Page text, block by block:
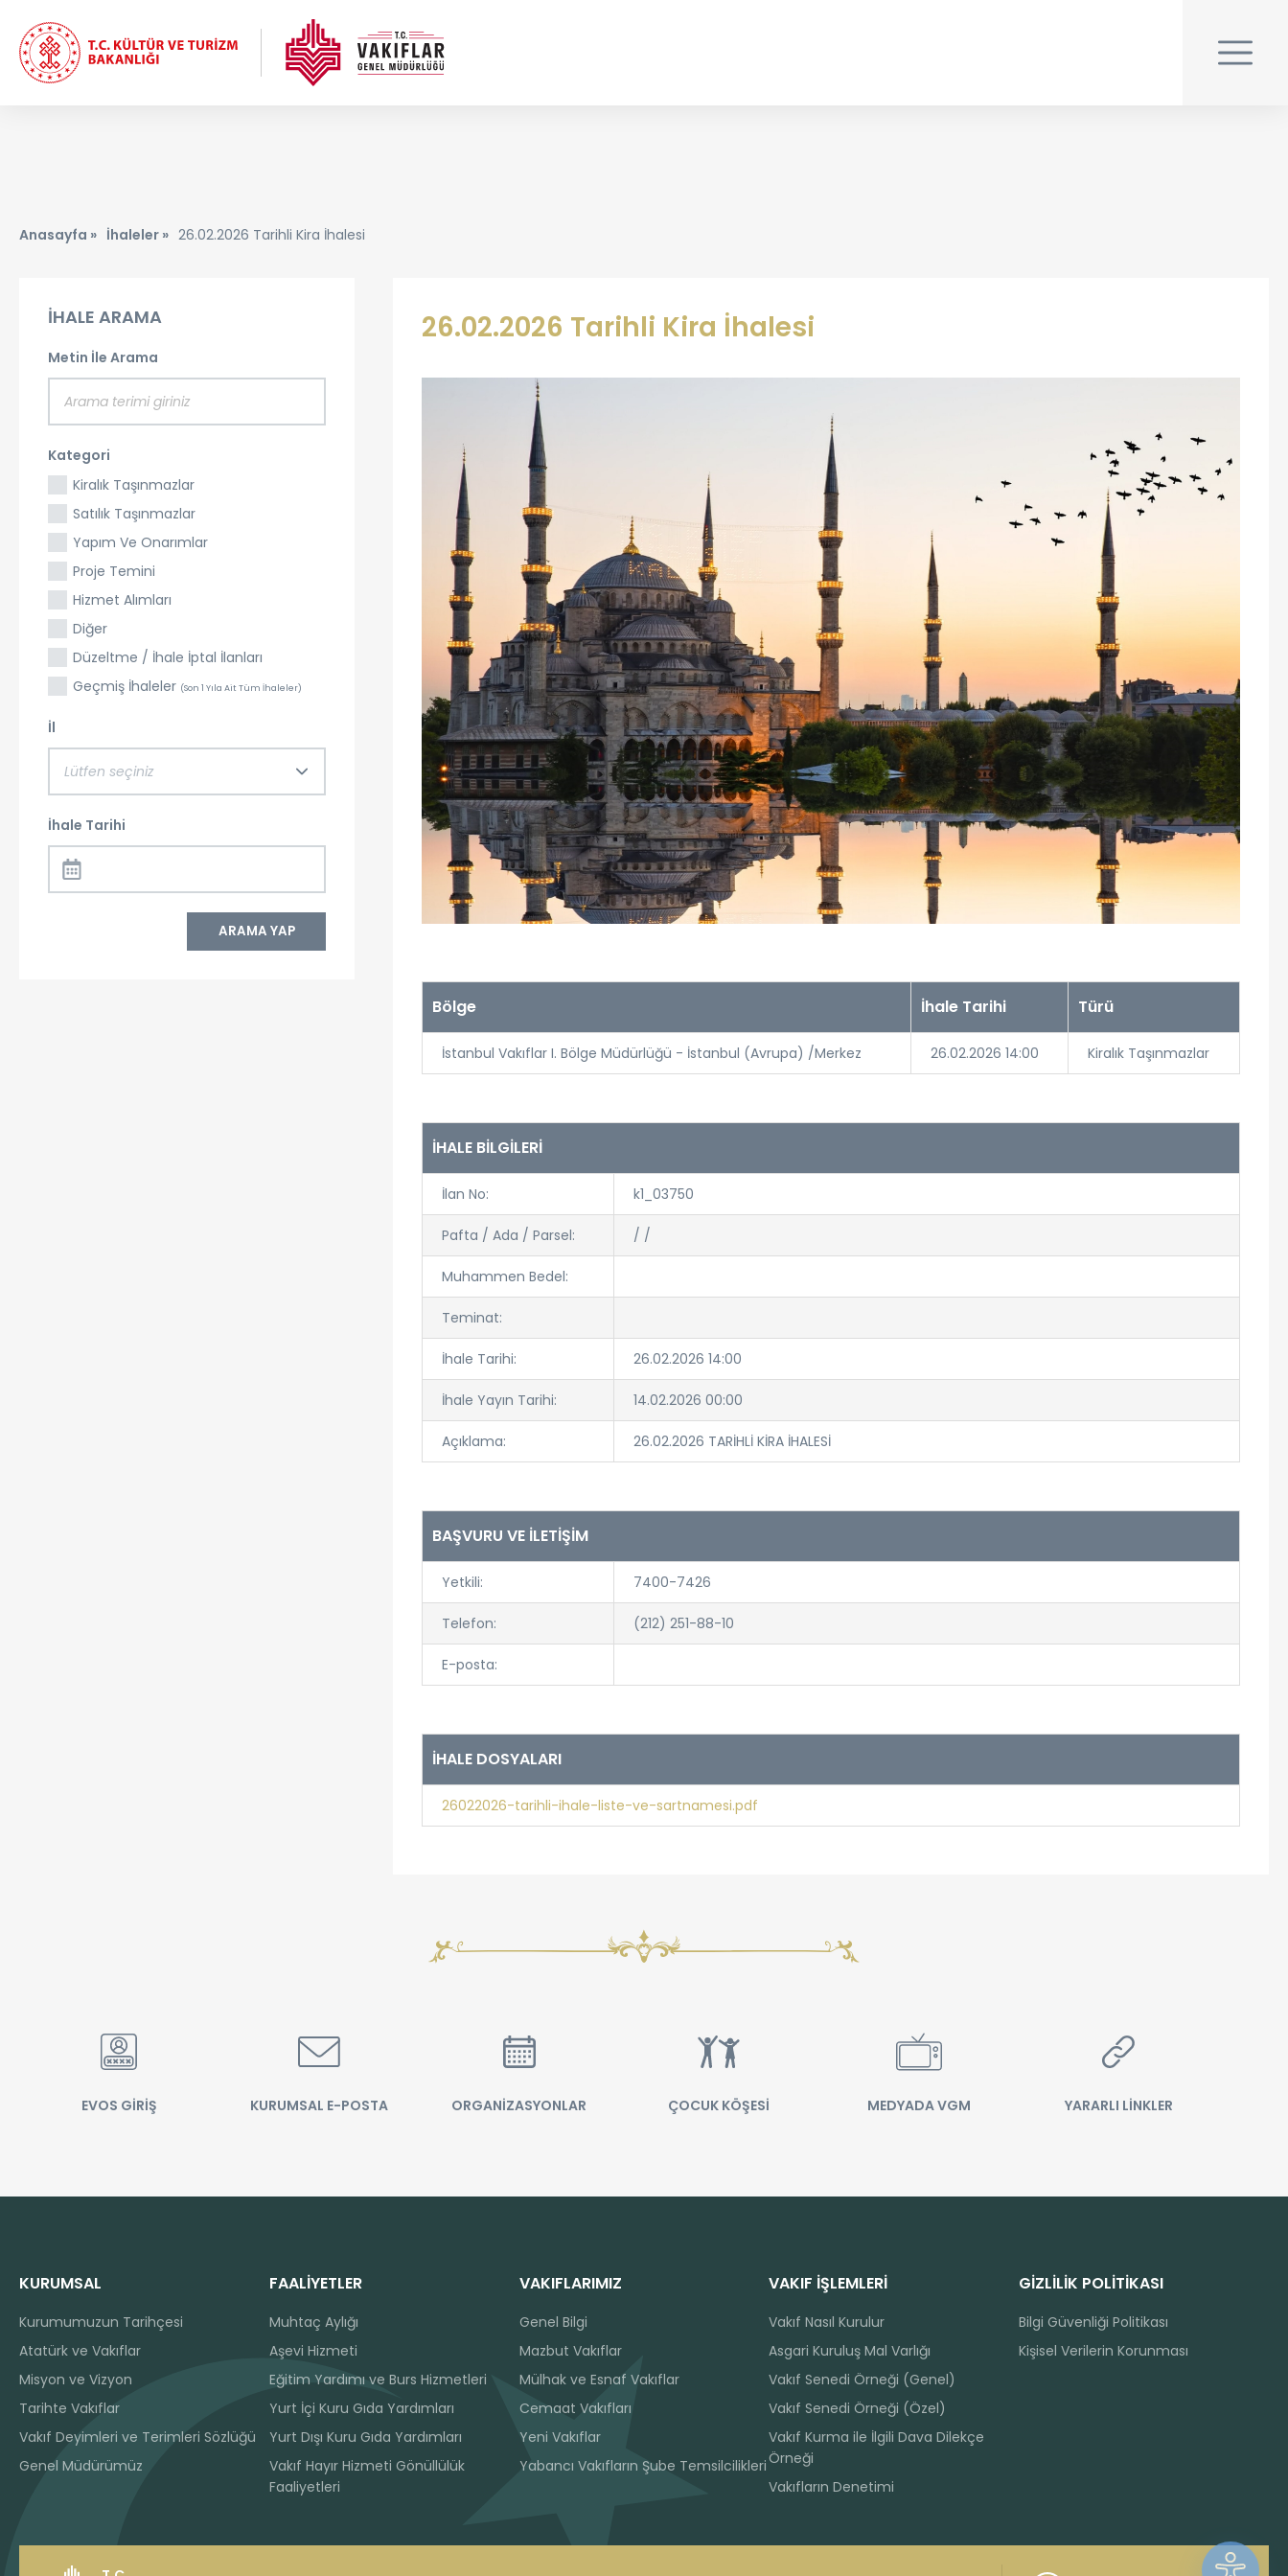
Anasayfa » İhaleler » 26.02.2026 Tarihli Kira İhalesi
İHALE ARAMA
Metin İle Arama
Kategori
Kiralık Taşınmazlar
Satılık Taşınmazlar
Yapım Ve Onarımlar
Proje Temini
Hizmet Alımları
Diğer
Düzeltme / İhale İptal İlanları
Geçmiş İhaleler (Son 1 Yıla Ait Tüm İhaleler)
İl
Lütfen seçiniz
İhale Tarihi
26.02.2026 Tarihli Kira İhalesi
Bölge İhale Tarihi Türü
İstanbul Vakıflar I. Bölge Müdürlüğü - İstanbul (Avrupa) /Merkez 26.02.2026 14:00 Kiralık Taşınmazlar
İHALE BİLGİLERİ
İlan No: k1_03750
Pafta / Ada / Parsel: / /
Muhammen Bedel:
Teminat:
İhale Tarihi: 26.02.2026 14:00
İhale Yayın Tarihi: 14.02.2026 00:00
Açıklama: 26.02.2026 TARİHLİ KİRA İHALESİ
BAŞVURU VE İLETİŞİM
Yetkili: 7400-7426
Telefon: (212) 251-88-10
E-posta:
İHALE DOSYALARI
26022026-tarihli-ihale-liste-ve-sartnamesi.pdf
EVOS GİRİŞ KURUMSAL E-POSTA ORGANİZASYONLAR ÇOCUK KÖŞESİ MEDYADA VGM YARARLI LİNKLER
KURUMSAL
Kurumumuzun Tarihçesi
Atatürk ve Vakıflar
Misyon ve Vizyon
Tarihte Vakıflar
Vakıf Deyimleri ve Terimleri Sözlüğü
Genel Müdürümüz
FAALİYETLER
Muhtaç Aylığı
Aşevi Hizmeti
Eğitim Yardımı ve Burs Hizmetleri
Yurt İçi Kuru Gıda Yardımları
Yurt Dışı Kuru Gıda Yardımları
Vakıf Hayır Hizmeti Gönüllülük
Faaliyetleri
VAKIFLARIMIZ
Genel Bilgi
Mazbut Vakıflar
Mülhak ve Esnaf Vakıflar
Cemaat Vakıfları
Yeni Vakıflar
Yabancı Vakıfların Şube Temsilcilikleri
VAKIF İŞLEMLERİ
Vakıf Nasıl Kurulur
Asgari Kuruluş Mal Varlığı
Vakıf Senedi Örneği (Genel)
Vakıf Senedi Örneği (Özel)
Vakıf Kurma ile İlgili Dava Dilekçe
Örneği
Vakıfların Denetimi
GİZLİLİK POLİTİKASI
Bilgi Güvenliği Politikası
Kişisel Verilerin Korunması